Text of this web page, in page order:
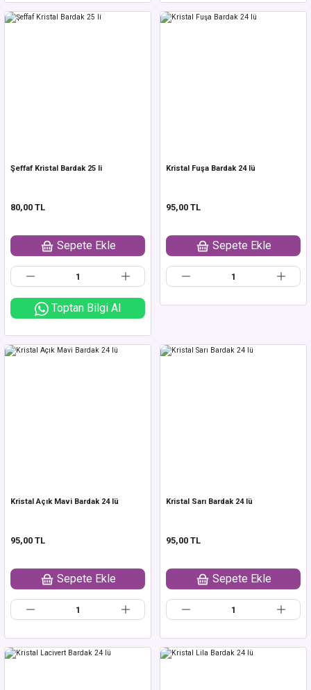
Şeffaf Kristal Bardak 25 li
80,00 TL
Sepete Ekle
Toptan Bilgi Al
Kristal Fuşa Bardak 24 lü
95,00 TL
Sepete Ekle
Kristal Açık Mavi Bardak 24 lü
95,00 TL
Sepete Ekle
Kristal Sarı Bardak 24 lü
95,00 TL
Sepete Ekle